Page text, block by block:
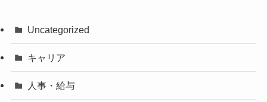
Uncategorized
キャリア
人事・給与